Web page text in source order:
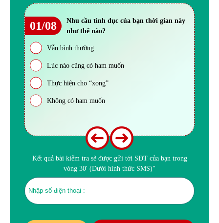
01/08
Nhu cầu tình dục của bạn thời gian này
như thế nào?
Vẫn bình thường
Lúc nào cũng có ham muốn
Thực hiện cho “xong”
Không có ham muốn
Kết quả bài kiểm tra sẽ được gửi tới SĐT của bạn trong
vòng 30' (Dưới hình thức SMS)"